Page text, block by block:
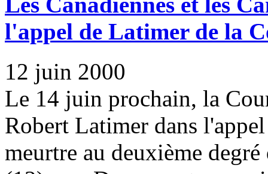
l'appel de Latimer de la
12 juin 2000
Le 14 juin prochain, la
Robert Latimer dans
meurtre au deuxième